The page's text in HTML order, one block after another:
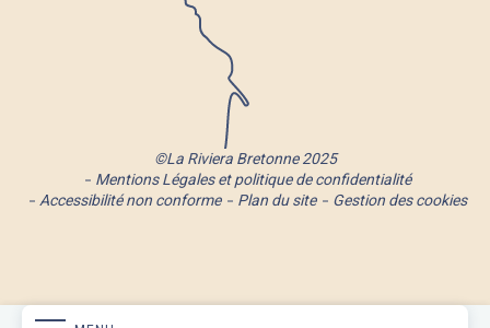
©La Riviera Bretonne 2025
Mentions Légales et politique de confidentialité
Accessibilité non conforme
Plan du site Gestion des cookies